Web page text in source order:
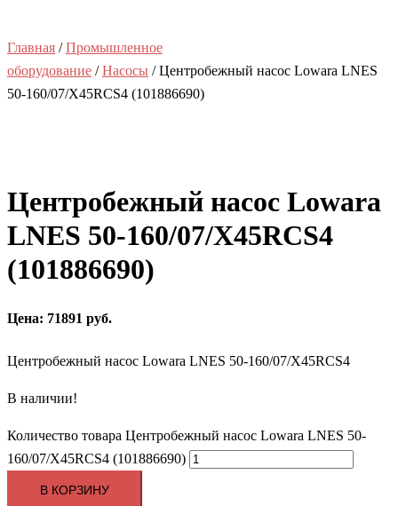
Главная /Промышленное
оборудование /Насосы / Центробежный насос Lowara LNES
50-160/07/X45RCS4 (101886690)
Центробежный насос Lowara
LNES 50-160/07/X45RCS4
(101886690)
Цена: 71891 руб.
Центробежный насос Lowara LNES 50-160/07/X45RCS4
В наличии!
Количество товара Центробежный насос Lowara LNES 50-
160/07/X45RCS4 (101886690)
В КОРЗИНУ